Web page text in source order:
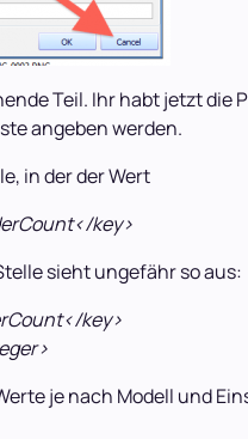
Teil. Ihr habt jetzt die
angeben werden.
in der der Wert
key>
sieht ungefähr so aus:
key>
je nach Modell und